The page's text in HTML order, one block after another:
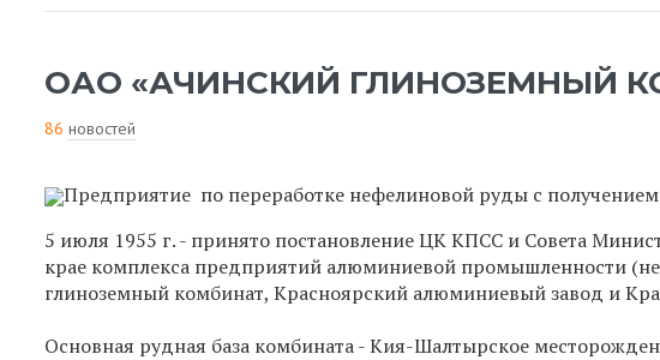
ОАО «АЧИНСКИЙ ГЛИНОЗЕМНЫЙ
86 новостей
Предприятие по переработке нефелиновой руды с
5 июля 1955 г. - принято постановление ЦК КПСС и Совета
крае комплекса предприятий алюминиевой промышленности
глиноземный комбинат, Красноярский алюминиевый завод и
Основная рудная база комбината - Кия-Шалтырское